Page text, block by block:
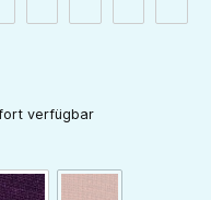
verfügbar